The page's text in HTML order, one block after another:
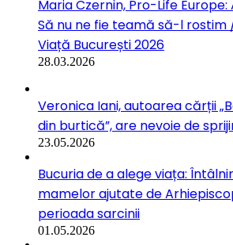
Maria Czernin, Pro-Life
Să nu ne fie teamă să-l rostim
Viață București 2026
28.03.2026
Veronica Iani, autoarea cărții
din burtică”, are nevoie de
23.05.2026
Bucuria de a alege viața:
mamelor ajutate de
perioada sarcinii
01.05.2026